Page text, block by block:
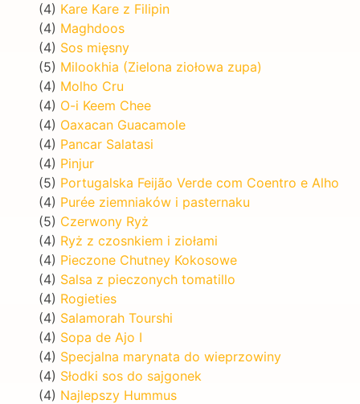
(4) Kare Kare z Filipin
(4) Maghdoos
(4) Sos mięsny
(5) Milookhia (Zielona ziołowa zupa)
(4) Molho Cru
(4) O-i Keem Chee
(4) Oaxacan Guacamole
(4) Pancar Salatasi
(4) Pinjur
(5) Portugalska Feijão Verde com Coentro e Alho
(4) Purée ziemniaków i pasternaku
(5) Czerwony Ryż
(4) Ryż z czosnkiem i ziołami
(4) Pieczone Chutney Kokosowe
(4) Salsa z pieczonych tomatillo
(4) Rogieties
(4) Salamorah Tourshi
(4) Sopa de Ajo I
(4) Specjalna marynata do wieprzowiny
(4) Słodki sos do sajgonek
(4) Najlepszy Hummus